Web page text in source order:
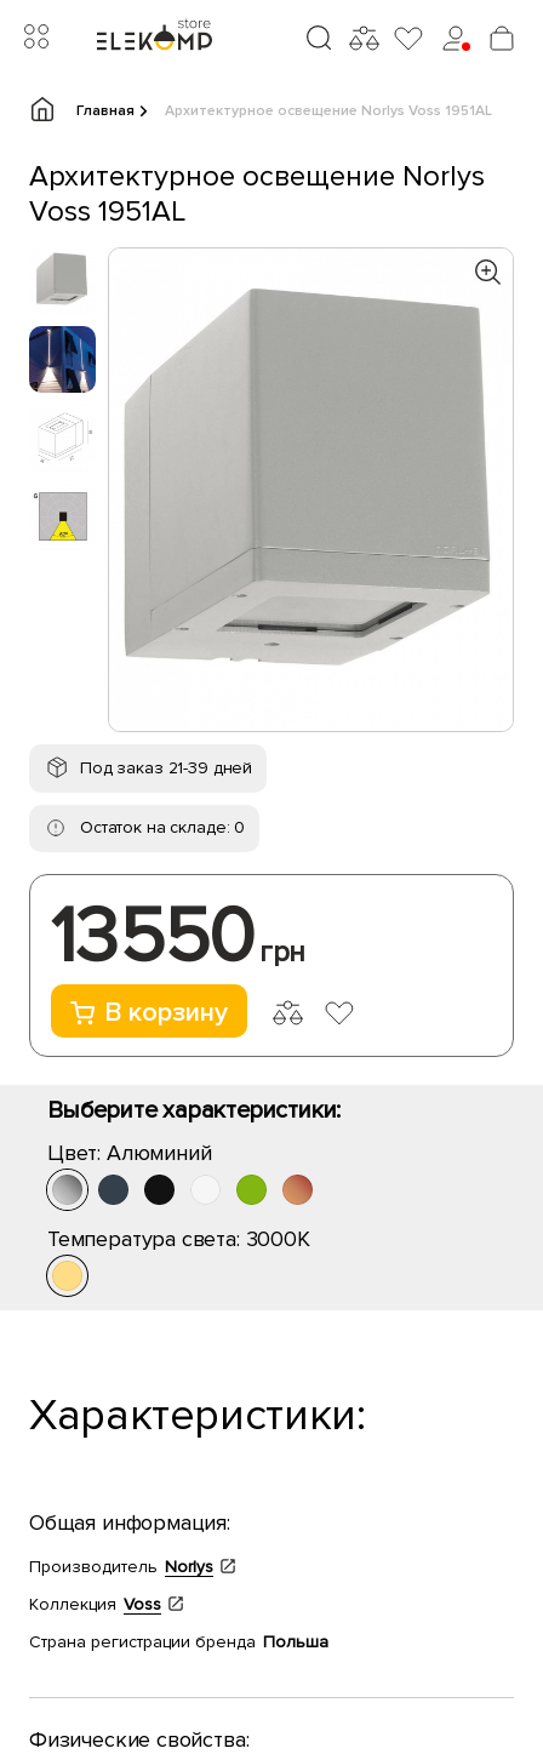
Главная Архитектурное освещение Norlys Voss 1951AL
Архитектурное освещение Norlys
Voss 1951AL
Под заказ 21-39 дней
Остаток на складе: 0
13550 грн
В корзину
Выберите характеристики:
Цвет: Алюминий
Температура света: 3000K
Характеристики:
Общая информация:
Производитель Norlys
Коллекция Voss
Страна регистрации бренда Польша
Физические свойства: